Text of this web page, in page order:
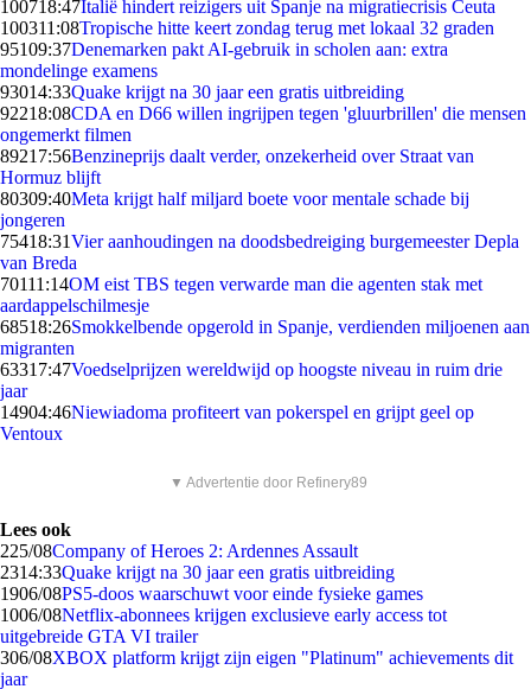
100718:47Italië hindert reizigers uit Spanje na migratiecrisis Ceuta
100311:08Tropische hitte keert zondag terug met lokaal 32 graden
95109:37Denemarken pakt AI-gebruik in scholen aan: extra
mondelinge examens
93014:33Quake krijgt na 30 jaar een gratis uitbreiding
92218:08CDA en D66 willen ingrijpen tegen 'gluurbrillen' die mensen
ongemerkt filmen
89217:56Benzineprijs daalt verder, onzekerheid over Straat van
Hormuz blijft
80309:40Meta krijgt half miljard boete voor mentale schade bij
jongeren
75418:31Vier aanhoudingen na doodsbedreiging burgemeester Depla
van Breda
70111:14OM eist TBS tegen verwarde man die agenten stak met
aardappelschilmesje
68518:26Smokkelbende opgerold in Spanje, verdienden miljoenen aan
migranten
63317:47Voedselprijzen wereldwijd op hoogste niveau in ruim drie
jaar
14904:46Niewiadoma profiteert van pokerspel en grijpt geel op
Ventoux
▼ Advertentie door Refinery89
Lees ook
225/08Company of Heroes 2: Ardennes Assault
2314:33Quake krijgt na 30 jaar een gratis uitbreiding
1906/08PS5-doos waarschuwt voor einde fysieke games
1006/08Netflix-abonnees krijgen exclusieve early access tot
uitgebreide GTA VI trailer
306/08XBOX platform krijgt zijn eigen "Platinum" achievements dit
jaar